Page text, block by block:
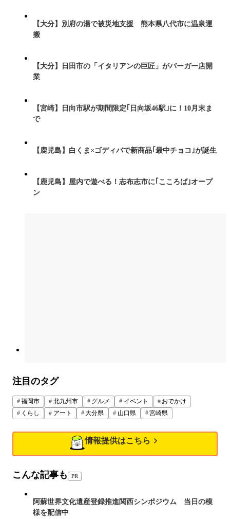
【大分】別府の湯で被災地支援 熊本県八代市に温泉運
搬
【大分】日田市の「イタリアンの巨匠」がバーガー店開
業
【宮崎】日向市駅が期間限定｢日向坂46駅｣に！10月末ま
で
【鹿児島】白くま×ゴディバで新商品｢最中チョコ｣が誕生
【鹿児島】屋内で遊べる！志布志市に｢こころば｣オープ
ン
注目のタグ
福岡市 北九州市 グルメ イベント
おでかけ
くらし
アート 大分県 山口県 宮崎県
情報提供はこちら
こんな記事も PR
阿蘇世界文化遺産登録推進関西シンポジウム 当日の模
様を配信中